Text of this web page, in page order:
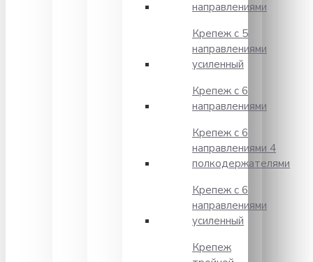
направлениями
Крепеж с 5
направлениями
усиленный
Крепеж с 6
направлениями
Крепеж с 6
направлениями 4
полкодержателями
Крепеж с 6
направлениями
усиленный
Крепеж